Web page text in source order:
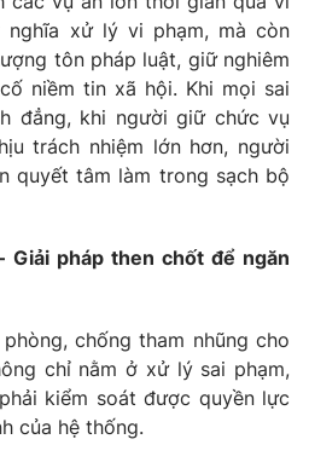
xử lý vi phạm, mà còn
tôn pháp luật, giữ nghiêm
niềm tin xã hội. Khi mọi sai
đẳng, khi người giữ chức vụ
trách nhiệm lớn hơn, người
quyết tâm làm trong sạch bộ
Giải pháp then chốt để ngăn
chống tham nhũng cho
chỉ nằm ở xử lý sai phạm,
kiểm soát được quyền lực
của hệ thống.